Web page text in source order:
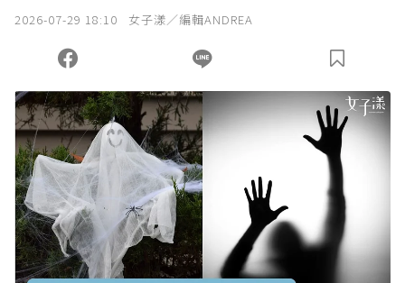
2026-07-29 18:10 女子漾／編輯ANDREA